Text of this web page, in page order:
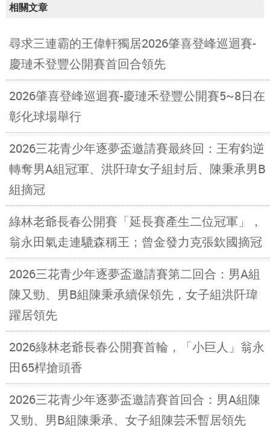
相關文章
尋求三連霸的王偉軒獨居2026肇喜登峰巡迴賽-
慶璉禾登豐公開賽首回合領先
2026肇喜登峰巡迴賽-慶璉禾登豐公開賽5~8日在
彰化球場舉行
2026三花青少年逐夢盃邀請賽最終回：王宥鈞逆
轉奪男A組冠軍、洪阡瑋女子組封后、陳秉承男B
組摘冠
綠林老爺長春公開賽「延長賽產生二位冠軍」，
翁永田氣走連騼森稱王；曾金發力克張欽國摘冠
2026三花青少年逐夢盃邀請賽第二回合：男A組
陳又勁、男B組陳秉承續保領先，女子組洪阡瑋
躍居領先
2026綠林老爺長春公開賽首輪，「小巨人」翁永
田65桿搶頭香
2026三花青少年逐夢盃邀請賽首回合：男A組陳
又勁、男B組陳秉承、女子組陳芸禾暫居領先